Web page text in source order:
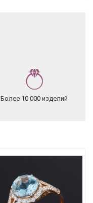
Более 10 000 изделий